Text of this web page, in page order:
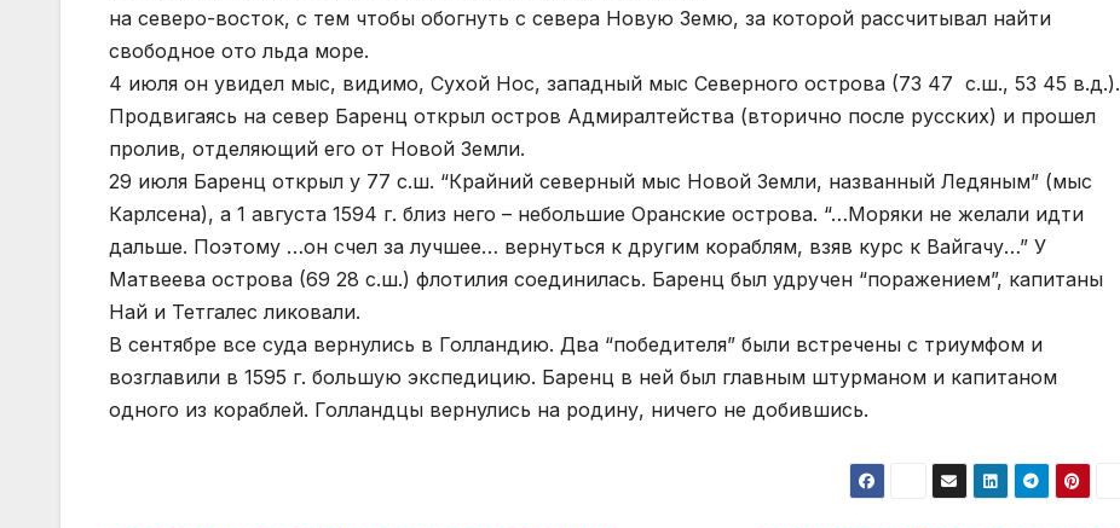
на северо-восток, с тем чтобы обогнуть с севера Новую Земю, за которой рассчитывал найти
свободное ото льда море.
4 июля он увидел мыс, видимо, Сухой Нос, западный мыс Северного острова (73 47 с.ш., 53 45 в.д.).
Продвигаясь на север Баренц открыл остров Адмиралтейства (вторично после русских) и прошел
пролив, отделяющий его от Новой Земли.
29 июля Баренц открыл у 77 с.ш. “Крайний северный мыс Новой Земли, названный Ледяным” (мыс
Карлсена), а 1 августа 1594 г. близ него – небольшие Оранские острова. “…Моряки не желали идти
дальше. Поэтому …он счел за лучшее… вернуться к другим кораблям, взяв курс к Вайгачу…” У
Матвеева острова (69 28 с.ш.) флотилия соединилась. Баренц был удручен “поражением”, капитаны
Най и Тетгалес ликовали.
В сентябре все суда вернулись в Голландию. Два “победителя” были встречены с триумфом и
возглавили в 1595 г. большую экспедицию. Баренц в ней был главным штурманом и капитаном
одного из кораблей. Голландцы вернулись на родину, ничего не добившись.